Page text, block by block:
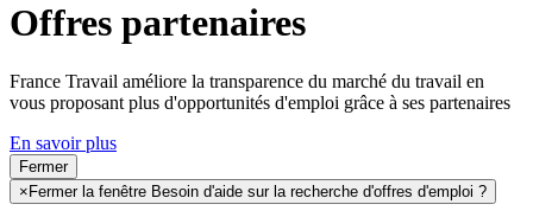
Offres partenaires
France Travail améliore la transparence du marché du travail en
vous proposant plus d'opportunités d'emploi grâce à ses partenaires
En savoir plus
Fermer
×Fermer la fenêtre Besoin d'aide sur la recherche d'offres d'emploi ?